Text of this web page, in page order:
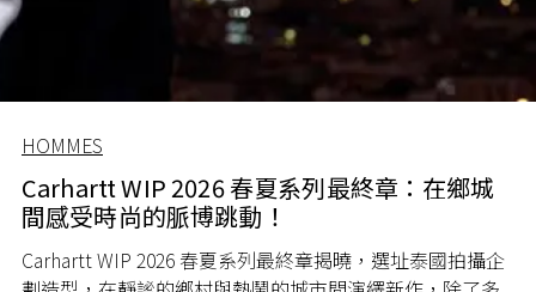
HOMMES
Carhartt WIP 2026 春夏系列最終章：在鄉城
間感受時尚的脈博跳動！
Carhartt WIP 2026 春夏系列最終章揭曉，選址泰國拍攝企